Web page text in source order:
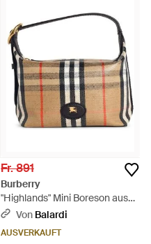
Fr. 891
Burberry
"Highlands" Mini Boreson aus
beige-sandfarbener
Von Balardi
AUSVERKAUFT